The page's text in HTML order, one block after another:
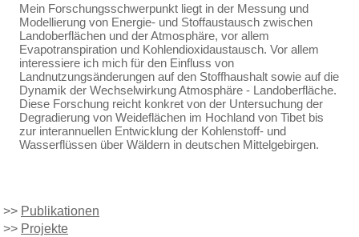
Mein Forschungsschwerpunkt liegt in der Messung und
Modellierung von Energie- und Stoffaustausch zwischen
Landoberflächen und der Atmosphäre, vor allem
Evapotranspiration und Kohlendioxidaustausch. Vor allem
interessiere ich mich für den Einfluss von
Landnutzungsänderungen auf den Stoffhaushalt sowie auf die
Dynamik der Wechselwirkung Atmosphäre - Landoberfläche.
Diese Forschung reicht konkret von der Untersuchung der
Degradierung von Weideflächen im Hochland von Tibet bis
zur interannuellen Entwicklung der Kohlenstoff- und
Wasserflüssen über Wäldern in deutschen Mittelgebirgen.
>> Publikationen
>> Projekte